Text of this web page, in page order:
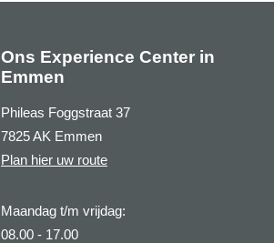
Ons Experience Center in
Emmen
Phileas Foggstraat 37
7825 AK Emmen
Plan hier uw route
Maandag t/m vrijdag:
08.00 - 17.00